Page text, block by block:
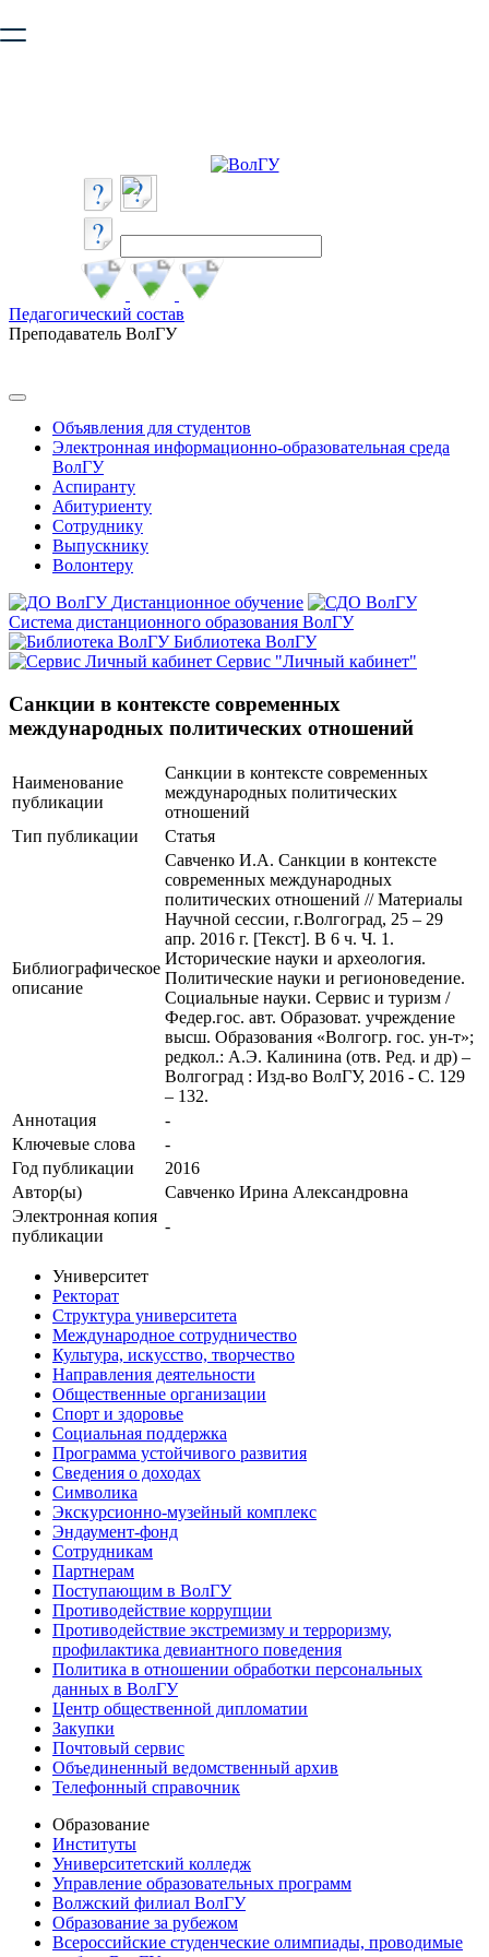
безопасную работу с сайтом. Пожалуйста
Педагогический состав
Преподаватель ВолГУ
Объявления для студентов
Электронная информационно-образовательная среда
ВолГУ
Аспиранту
Абитуриенту
Сотруднику
Выпускнику
Волонтеру
Дистанционное обучение
Система дистанционного образования ВолГУ
Библиотека ВолГУ
Сервис "Личный кабинет"
Санкции в контексте современных
международных политических отношений
Наименование
публикации
Санкции в контексте современных
международных политических
отношений
Тип публикации
Статья
Библиографическое
описание
Савченко И.А. Санкции в контексте
современных международных
политических отношений // Материалы
Научной сессии, г.Волгоград, 25 – 29
апр. 2016 г. [Текст]. В 6 ч. Ч. 1.
Исторические науки и археология.
Политические науки и регионоведение.
Социальные науки. Сервис и туризм /
Федер.гос. авт. Образоват. учреждение
высш. Образования «Волгогр. гос. ун-т»;
редкол.: А.Э. Калинина (отв. Ред. и др) –
Волгоград : Изд-во ВолГУ, 2016 - С. 129
– 132.
Аннотация
-
Ключевые cлова
-
Год публикации
2016
Автор(ы)
Савченко Ирина Александровна
Электронная копия
публикации
-
Университет
Ректорат
Структура университета
Международное сотрудничество
Культура, искусство, творчество
Направления деятельности
Общественные организации
Спорт и здоровье
Социальная поддержка
Программа устойчивого развития
Сведения о доходах
Символика
Экскурсионно-музейный комплекс
Эндаумент-фонд
Сотрудникам
Партнерам
Поступающим в ВолГУ
Противодействие коррупции
Противодействие экстремизму и терроризму,
профилактика девиантного поведения
Политика в отношении обработки персональных
данных в ВолГУ
Центр общественной дипломатии
Закупки
Почтовый сервис
Объединенный ведомственный архив
Телефонный справочник
Образование
Институты
Университетский колледж
Управление образовательных программ
Волжский филиал ВолГУ
Образование за рубежом
Всероссийские студенческие олимпиады, проводимые